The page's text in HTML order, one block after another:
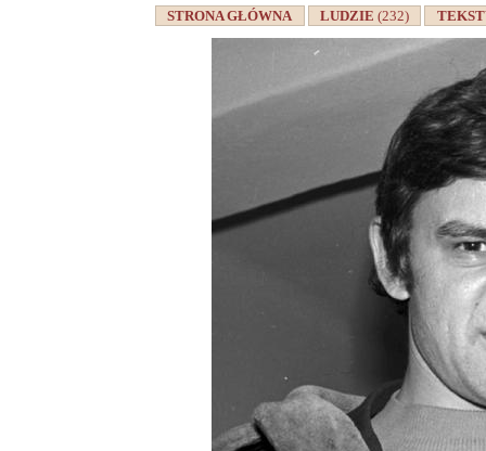
STRONA GŁÓWNA LUDZIE(232)